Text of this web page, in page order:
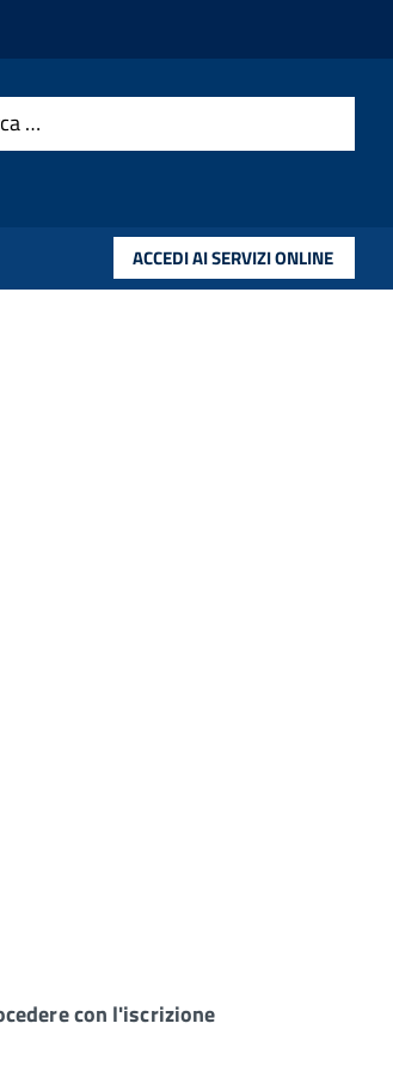
…
ACCEDI AI SERVIZI ONLINE
con l'iscrizione